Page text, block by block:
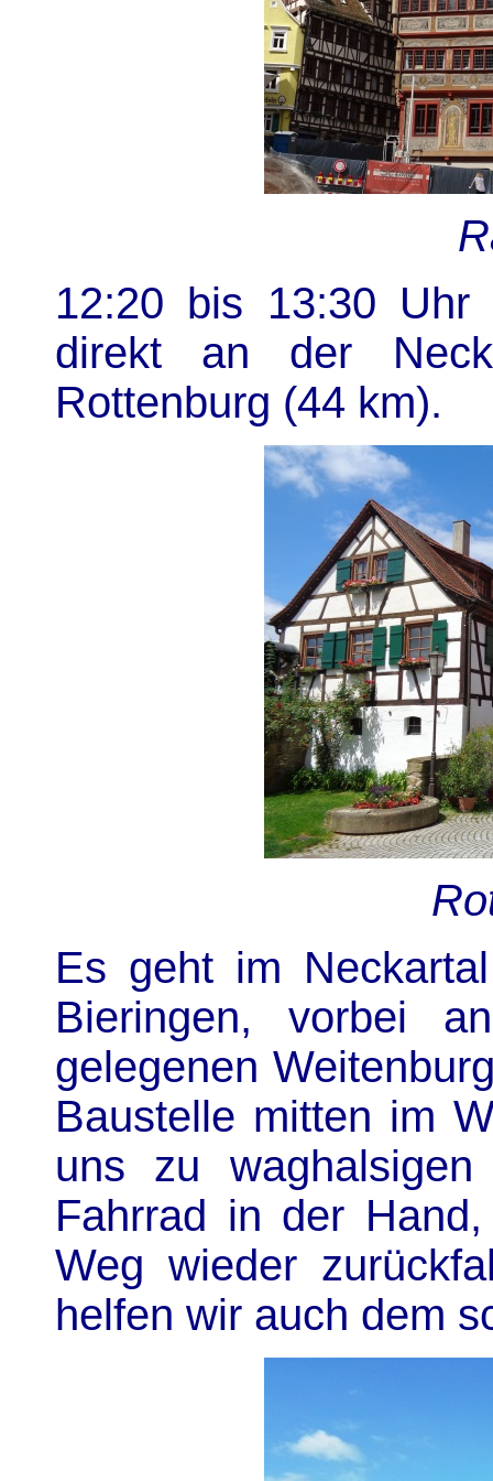
12:20 bis 13:30 Uhr
direkt an der
Rottenburg (44 km).
Es geht im
Bieringen, vorbei
gelegenen
Baustelle mitten im
uns zu
Fahrrad in der
Weg wieder
helfen wir auch dem